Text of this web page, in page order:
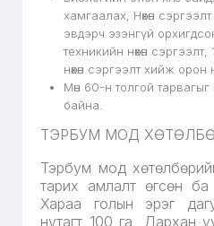
хамгаалах, Нөхөн сэргээлт
эвдэрч эзэнгүй
техникийн нөхөн
нөхөн сэргээлт хийж орон
Мөн 60-н толгой
байна.
ТЭРБУМ МОД
Тэрбум мод
тарих амлалт өгсөн
Хараа голын эрэг
нутагт 100 га, Дархан